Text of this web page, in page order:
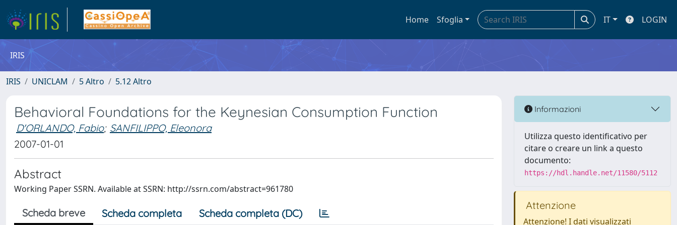
Home Sfoglia IT LOGIN
IRIS
IRIS UNICLAM 5 Altro 5.12 Altro
Behavioral Foundations for the Keynesian Consumption Function
D'ORLANDO, Fabio; SANFILIPPO, Eleonora
2007-01-01
Abstract
Working Paper SSRN. Available at SSRN: http://ssrn.com/abstract=961780
Scheda breve Scheda completa Scheda completa (DC)
Informazioni
Utilizza questo identificativo per
citare o creare un link a questo
documento:
https://hdl.handle.net/11580/5112
Attenzione
Attenzione! I dati visualizzati